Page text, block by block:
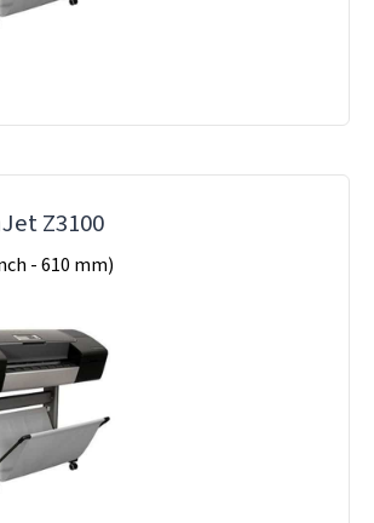
Z3100
- 610 mm)